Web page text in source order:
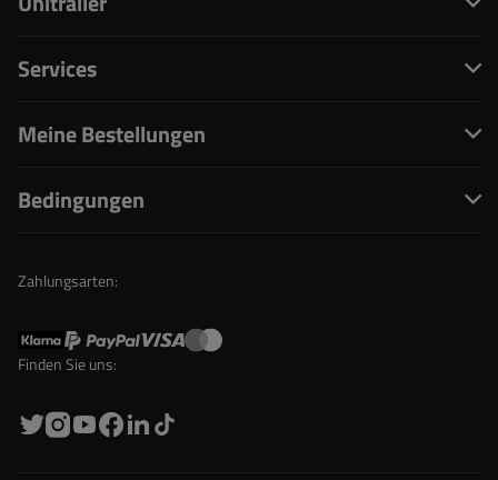
Services
Meine Bestellungen
Bedingungen
Zahlungsarten:
Finden Sie uns: